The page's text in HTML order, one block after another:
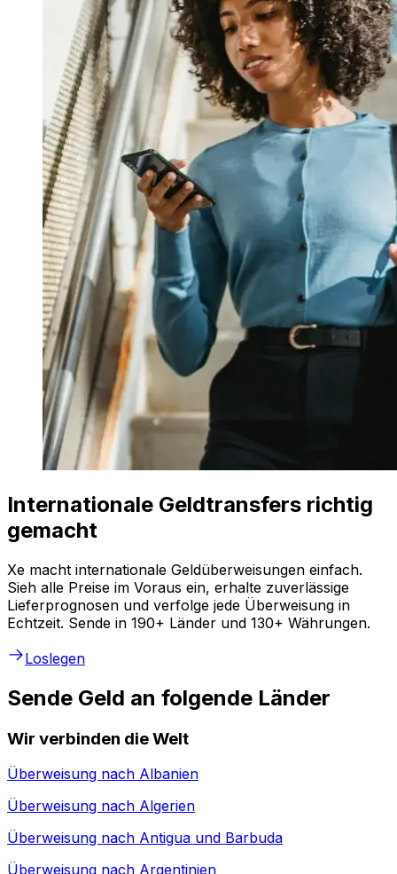
Internationale Geldtransfers richtig
gemacht
Xe macht internationale Geldüberweisungen einfach.
Sieh alle Preise im Voraus ein, erhalte zuverlässige
Lieferprognosen und verfolge jede Überweisung in
Echtzeit. Sende in 190+ Länder und 130+ Währungen.
Loslegen
Sende Geld an folgende Länder
Wir verbinden die Welt
Überweisung nach Albanien
Überweisung nach Algerien
Überweisung nach Antigua und Barbuda
Überweisung nach Argentinien